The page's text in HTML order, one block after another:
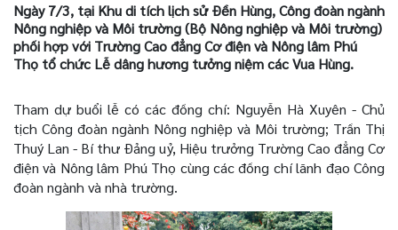
Ngày 7/3, tại Khu di tích lịch sử Đền Hùng, Công đoàn ngành
Nông nghiệp và Môi trường (Bộ Nông nghiệp và Môi trường)
phối hợp với Trường Cao đẳng Cơ điện và Nông lâm Phú
Thọ tổ chức Lễ dâng hương tưởng niệm các Vua Hùng.
Tham dự buổi lễ có các đồng chí: Nguyễn Hà Xuyên - Chủ
tịch Công đoàn ngành Nông nghiệp và Môi trường; Trần Thị
Thuý Lan - Bí thư Đảng uỷ, Hiệu trưởng Trường Cao đẳng Cơ
điện và Nông lâm Phú Thọ cùng các đồng chí lãnh đạo Công
đoàn ngành và nhà trường.